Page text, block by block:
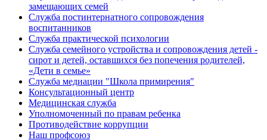
замещающих семей
Cлужба постинтернатного сопровождения
воспитанников
Служба практической психологии
Служба семейного устройства и сопровождения детей -
сирот и детей, оставшихся без попечения родителей,
«Дети в семье»
Служба медиации "Школа примирения"
Консультационный центр
Медицинская служба
Уполномоченный по правам ребенка
Противодействие коррупции
Наш профсоюз